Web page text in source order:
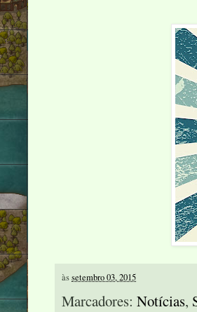
àssetembro 03, 2015
Marcadores: Notícias,